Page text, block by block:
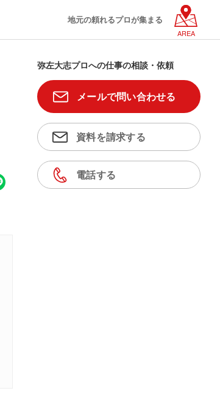
地元の頼れるプロが集まる
AREA
弥左大志プロへの仕事の相談・依頼
メールで問い合わせる
資料を請求する
電話する